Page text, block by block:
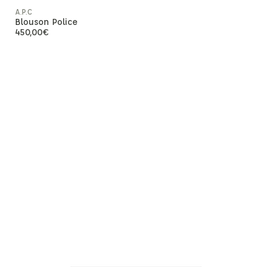
A.P.C
Blouson Police
450,00€